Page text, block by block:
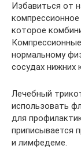
Избавиться от
которое
нормальному
сосудах нижних
Лечебный
использовать
для
приписывается
и лимфедеме.